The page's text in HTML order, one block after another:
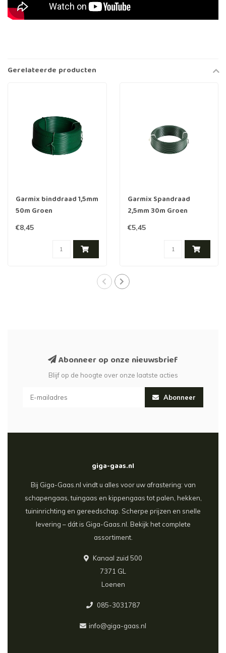
Gerelateerde producten
Garmix binddraad 1,5mm
50m Groen
€8,45
Garmix Spandraad
2,5mm 30m Groen
€5,45
Abonneer op onze nieuwsbrief
Blijf op de hoogte over onze laatste acties
Abonneer
giga-gaas.nl
Bij Giga-Gaas.nl vindt u alles voor uw afrastering: van
schapengaas, tuingaas en kippengaas tot palen, hekken,
tuininrichting en gereedschap. Scherpe prijzen en snelle
levering – dát is Giga-Gaas.nl. Bekijk het complete
assortiment.
Kanaal zuid 500
7371 GL
Loenen
085-3031787
info@giga-gaas.nl